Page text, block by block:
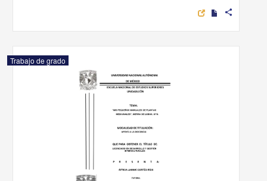
share
Trabajo de grado